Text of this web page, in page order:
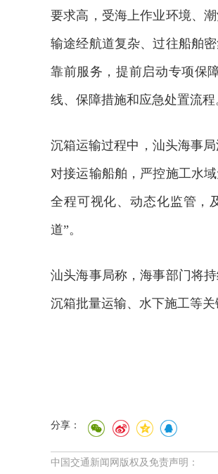
要求高，受海上作业环境、
输途经航道复杂、过往船舶
靠前服务，提前启动专项保
线、保障措施和应急处置流程
沉箱运输过程中，汕头海事
对接运输船舶，严控施工水
全程可视化、动态化监管，
道”。
汕头海事局称，海事部门将
沉箱批量运输、水下施工等
分享：
中国交通新闻网版权及免责声明：